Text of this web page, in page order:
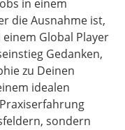
in einem
die Ausnahme ist,
Global Player
Gedanken,
zu Deinen
idealen
sondern